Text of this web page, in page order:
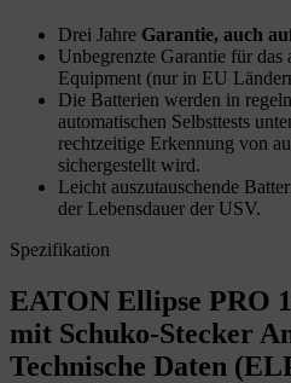
Drei Jahre Garantie, auch
Unbegrenzte Garantie für das
Equipment (nur in EU
Die Batterien werden in
automatischen Selbsttests
rechtzeitige Erkennung von
sichergestellt wird.
Leicht auszutauschende
der Lebensdauer der USV.
Spezifikation
EATON Ellipse PRO
mit Schuko-Stecker
Technische Daten